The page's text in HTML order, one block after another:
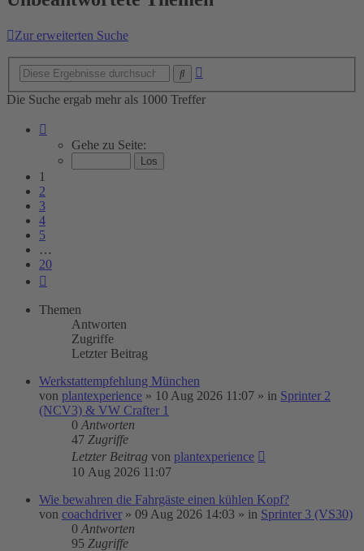
Zur erweiterten Suche
Die Suche ergab mehr als 1000 Treffer
von
Gehe zu Seite:
1
2
3
4
5
…
20
Themen
Antworten
Zugriffe
Letzter Beitrag
Werkstattempfehlung München
von plantexperience » 10 Aug 2026 11:07 » in Sprinter 2
(NCV3) & VW Crafter 1
0 Antworten
47 Zugriffe
Letzter Beitrag von plantexperience
10 Aug 2026 11:07
Wie bewahren die Fahrgäste einen kühlen Kopf?
von coachdriver » 09 Aug 2026 14:03 » in Sprinter 3 (VS30)
0 Antworten
95 Zugriffe